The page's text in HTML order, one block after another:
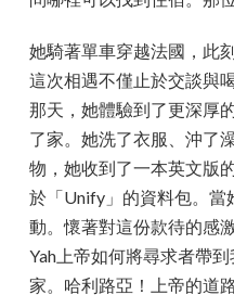
她騎著單車穿越法國，此
這次相遇不僅止於交談與
那天，她體驗到了更深厚
了家。她洗了衣服、沖了
物，她收到了一本英文版
於「Unify」的資料包。當
動。懷著對這份款待的感
Yah上帝如何將尋求者帶
家。哈利路亞！上帝的道